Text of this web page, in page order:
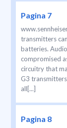
Pagina 7
transmitters
batteries.
compromised
circuitry that
G3
all[...]
Pagina 8